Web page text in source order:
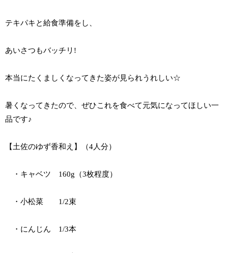
テキパキと給食準備をし、
あいさつもバッチリ!
本当にたくましくなってきた姿が見られうれしい☆
暑くなってきたので、ぜひこれを食べて元気になってほしい一
品です♪
【土佐のゆず香和え】（4人分）
・キャベツ 160g（3枚程度）
・小松菜 1/2束
・にんじん 1/3本